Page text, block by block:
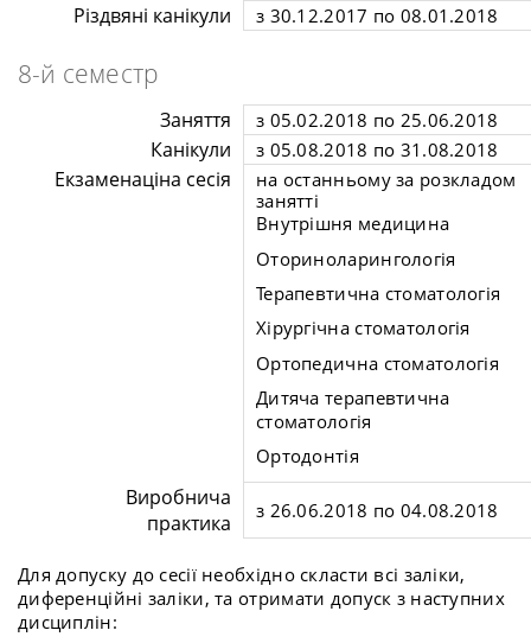
Різдвяні канікули з 30.12.2017 по 08.01.2018
8-й семестр
Заняття з 05.02.2018 по 25.06.2018
Канікули з 05.08.2018 по 31.08.2018
Екзаменаціна сесія
на останньому за розкладом
занятті
Внутрішня медицина
Оториноларингологія
Терапевтична стоматологія
Хірургічна стоматологія
Ортопедична стоматологія
Дитяча терапевтична
стоматологія
Ортодонтія
Виробнича
практика
з 26.06.2018 по 04.08.2018
Для допуску до сесії необхідно скласти всі заліки,
диференційні заліки, та отримати допуск з наступних
дисциплін: